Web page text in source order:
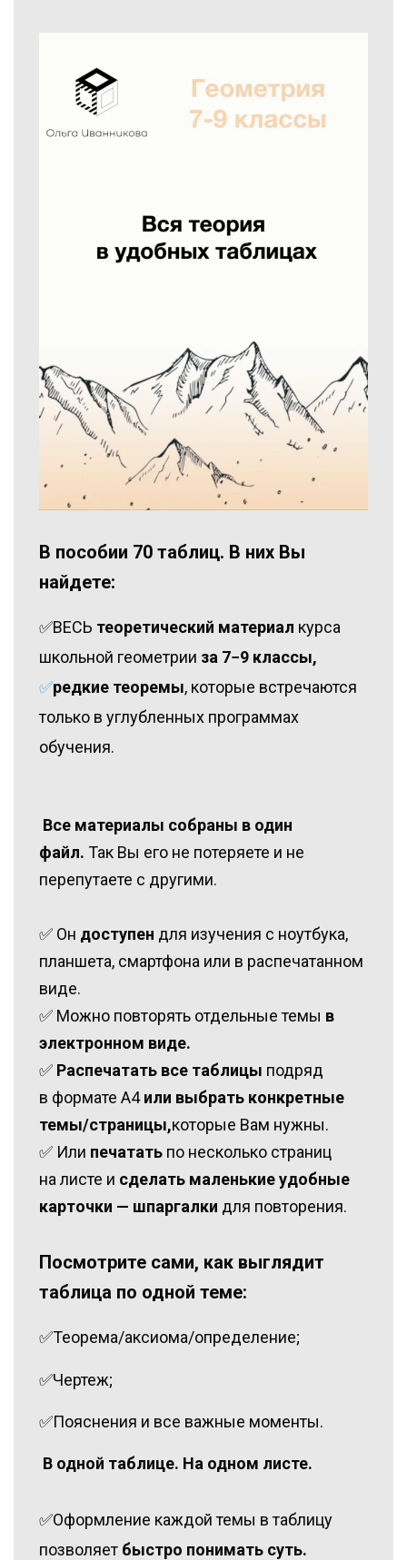
В пособии 70 таблиц. В них Вы
найдете:
✅ВЕСЬ теоретический материал курса
школьной геометрии за 7−9 классы,
✅редкие теоремы, которые встречаются
только в углубленных программах
обучения.
‌Все материалы собраны в один
файл. ‌Так Вы его не потеряете и не
перепутаете с другими.
‌✅ Он доступен для изучения с ноутбука,
планшета, смартфона или в распечатанном
виде.
✅ Можно повторять отдельные темы в
электронном виде.
✅ ‌‌Распечатать все таблицы подряд
в формате А4или выбрать конкретные
темы/страницы,которые Вам нужны.
‌✅ Или печататьпо несколько страниц
на листе и сделать маленькие удобные
карточки — шпаргалки для повторения.
Посмотрите сами, как выглядит
таблица по одной теме:
✅Теорема/аксиома/определение;
✅Чертеж;
✅Пояснения и все важные моменты.
‌В одной таблице. На одном листе.
✅Оформление каждой темы в таблицу
позволяет быстро понимать суть. ‌